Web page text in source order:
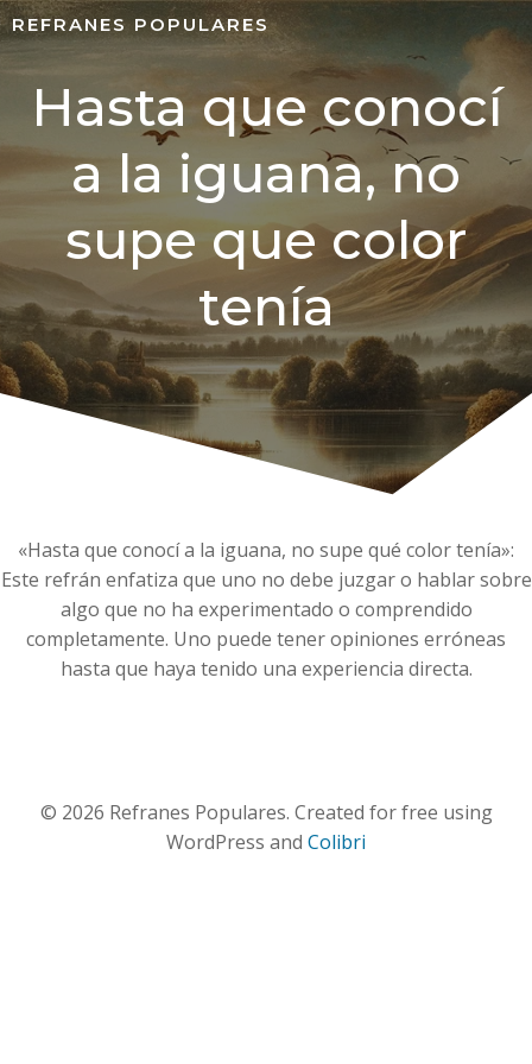
REFRANES POPULARES
Hasta que conocí
a la iguana, no
supe que color
tenía
«Hasta que conocí a la iguana, no supe qué color tenía»:
Este refrán enfatiza que uno no debe juzgar o hablar sobre
algo que no ha experimentado o comprendido
completamente. Uno puede tener opiniones erróneas
hasta que haya tenido una experiencia directa.
© 2026 Refranes Populares. Created for free using
WordPress and Colibri